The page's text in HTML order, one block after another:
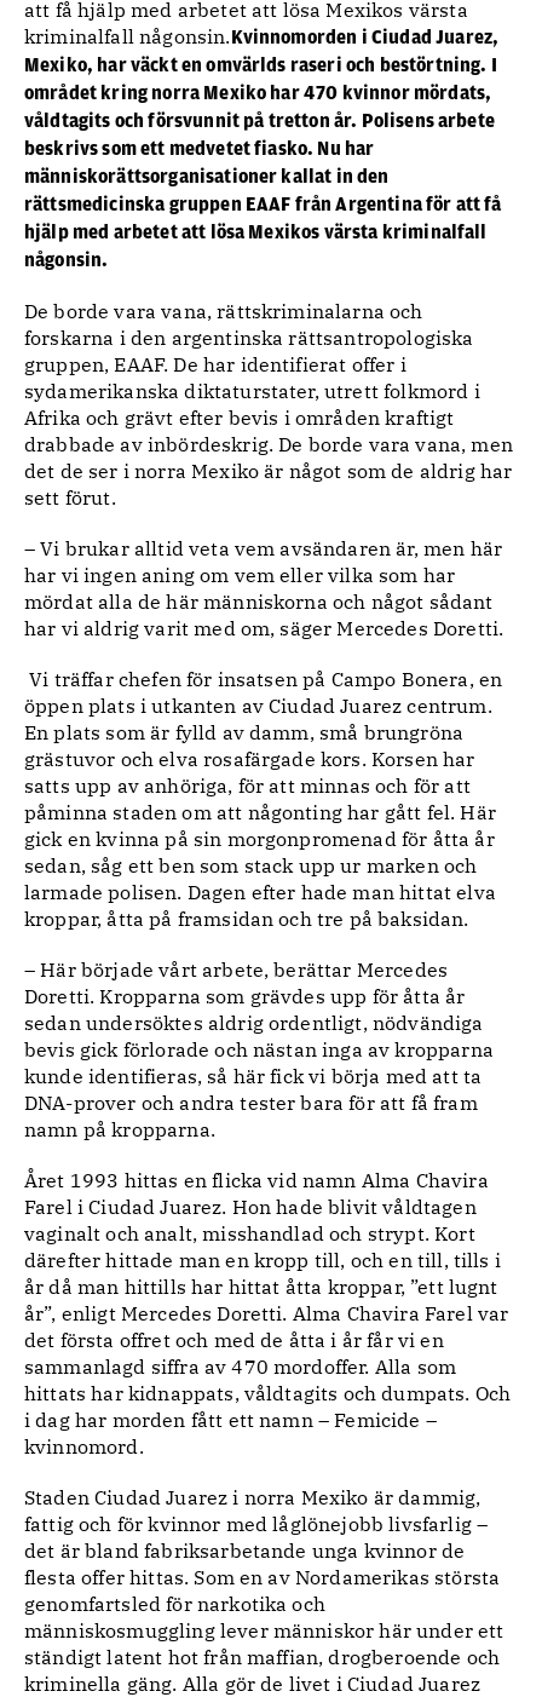
att få hjälp med arbetet att lösa Mexikos värsta
kriminalfall någonsin.Kvinnomorden i Ciudad Juarez,
Mexiko, har väckt en omvärlds raseri och bestörtning. I
området kring norra Mexiko har 470 kvinnor mördats,
våldtagits och försvunnit på tretton år. Polisens arbete
beskrivs som ett medvetet fiasko. Nu har
människorättsorganisationer kallat in den
rättsmedicinska gruppen EAAF från Argentina för att få
hjälp med arbetet att lösa Mexikos värsta kriminalfall
någonsin.
De borde vara vana, rättskriminalarna och
forskarna i den argentinska rättsantropologiska
gruppen, EAAF. De har identifierat offer i
sydamerikanska diktaturstater, utrett folkmord i
Afrika och grävt efter bevis i områden kraftigt
drabbade av inbördeskrig. De borde vara vana, men
det de ser i norra Mexiko är något som de aldrig har
sett förut.
– Vi brukar alltid veta vem avsändaren är, men här
har vi ingen aning om vem eller vilka som har
mördat alla de här människorna och något sådant
har vi aldrig varit med om, säger Mercedes Doretti.
Vi träffar chefen för insatsen på Campo Bonera, en
öppen plats i utkanten av Ciudad Juarez centrum.
En plats som är fylld av damm, små brungröna
grästuvor och elva rosafärgade kors. Korsen har
satts upp av anhöriga, för att minnas och för att
påminna staden om att någonting har gått fel. Här
gick en kvinna på sin morgonpromenad för åtta år
sedan, såg ett ben som stack upp ur marken och
larmade polisen. Dagen efter hade man hittat elva
kroppar, åtta på framsidan och tre på baksidan.
– Här började vårt arbete, berättar Mercedes
Doretti. Kropparna som grävdes upp för åtta år
sedan undersöktes aldrig ordentligt, nödvändiga
bevis gick förlorade och nästan inga av kropparna
kunde identifieras, så här fick vi börja med att ta
DNA-prover och andra tester bara för att få fram
namn på kropparna.
Året 1993 hittas en flicka vid namn Alma Chavira
Farel i Ciudad Juarez. Hon hade blivit våldtagen
vaginalt och analt, misshandlad och strypt. Kort
därefter hittade man en kropp till, och en till, tills i
år då man hittills har hittat åtta kroppar, ”ett lugnt
år”, enligt Mercedes Doretti. Alma Chavira Farel var
det första offret och med de åtta i år får vi en
sammanlagd siffra av 470 mordoffer. Alla som
hittats har kidnappats, våldtagits och dumpats. Och
i dag har morden fått ett namn – Femicide –
kvinnomord.
Staden Ciudad Juarez i norra Mexiko är dammig,
fattig och för kvinnor med låglönejobb livsfarlig –
det är bland fabriksarbetande unga kvinnor de
flesta offer hittas. Som en av Nordamerikas största
genomfartsled för narkotika och
människosmuggling lever människor här under ett
ständigt latent hot från maffian, drogberoende och
kriminella gäng. Alla gör de livet i Ciudad Juarez